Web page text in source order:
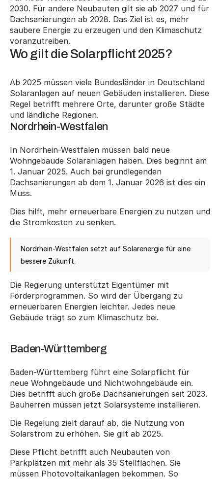
2030. Für andere Neubauten gilt sie ab 2027 und für
Dachsanierungen ab 2028. Das Ziel ist es, mehr
saubere Energie zu erzeugen und den Klimaschutz
voranzutreiben.
Wo gilt die Solarpflicht 2025?
Ab 2025 müssen viele Bundesländer in Deutschland
Solaranlagen auf neuen Gebäuden installieren. Diese
Regel betrifft mehrere Orte, darunter große Städte
und ländliche Regionen.
Nordrhein-Westfalen
In Nordrhein-Westfalen müssen bald neue
Wohngebäude Solaranlagen haben. Dies beginnt am
1. Januar 2025. Auch bei grundlegenden
Dachsanierungen ab dem 1. Januar 2026 ist dies ein
Muss.
Dies hilft, mehr erneuerbare Energien zu nutzen und
die Stromkosten zu senken.
Nordrhein-Westfalen setzt auf Solarenergie für eine
bessere Zukunft.
Die Regierung unterstützt Eigentümer mit
Förderprogrammen. So wird der Übergang zu
erneuerbaren Energien leichter. Jedes neue
Gebäude trägt so zum Klimaschutz bei.
Baden-Württemberg
Baden-Württemberg führt eine Solarpflicht für
neue Wohngebäude und Nichtwohngebäude ein.
Dies betrifft auch große Dachsanierungen seit 2023.
Bauherren müssen jetzt Solarsysteme installieren.
Die Regelung zielt darauf ab, die Nutzung von
Solarstrom zu erhöhen. Sie gilt ab 2025.
Diese Pflicht betrifft auch Neubauten von
Parkplätzen mit mehr als 35 Stellflächen. Sie
müssen Photovoltaikanlagen bekommen. So